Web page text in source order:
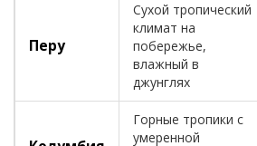
Перу
Сухой тропический
климат на
побережье,
влажный в
джунглях
Горные тропики с
умеренной